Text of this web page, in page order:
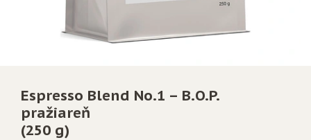
Espresso Blend No.1 – B.O.P.
pražiareň
(250 g)